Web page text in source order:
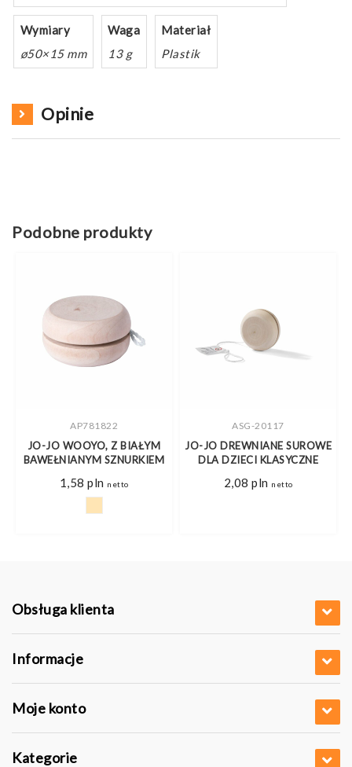
Wymiary
ø50×15 mm
Waga
13 g
Materiał
Plastik
Opinie
Podobne produkty
AP781822
JO-JO WOOYO, Z BIAŁYM
BAWEŁNIANYM SZNURKIEM
1,58 pln netto
ASG-20117
JO-JO DREWNIANE SUROWE
DLA DZIECI KLASYCZNE
2,08 pln netto
Obsługa klienta
Informacje
Moje konto
Kategorie